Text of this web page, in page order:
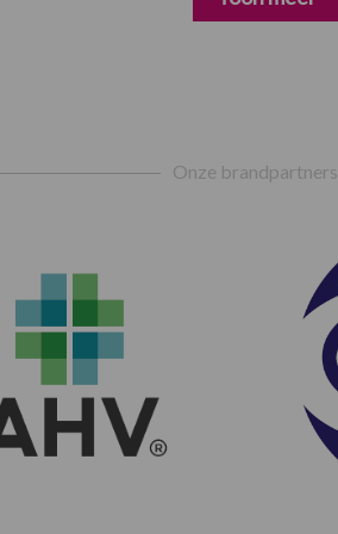
Onze brandpartners